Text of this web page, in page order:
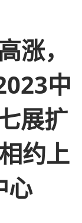
涨，
中
展扩
约上
心